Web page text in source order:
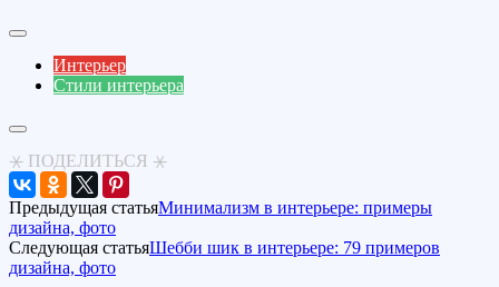
Интерьер
Стили интерьера
⚹ ПОДЕЛИТЬСЯ ⚹
Предыдущая статьяМинимализм в интерьере: примеры
дизайна, фото
Следующая статьяШебби шик в интерьере: 79 примеров
дизайна, фото